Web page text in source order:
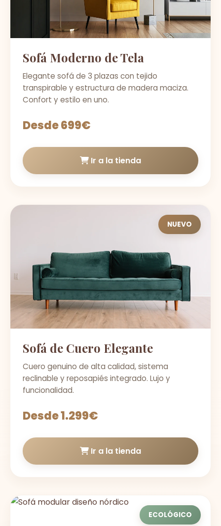
Sofá Moderno de Tela
Elegante sofá de 3 plazas con tejido
transpirable y estructura de madera maciza.
Confort y estilo en uno.
Desde 699€
Ir a la tienda
NUEVO
Sofá de Cuero Elegante
Cuero genuino de alta calidad, sistema
reclinable y reposapiés integrado. Lujo y
funcionalidad.
Desde 1.299€
Ir a la tienda
ECOLÓGICO